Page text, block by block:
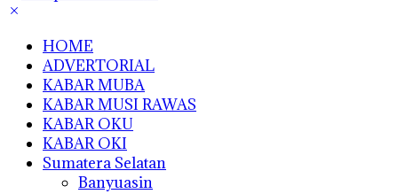
HOME
ADVERTORIAL
KABAR MUBA
KABAR MUSI RAWAS
KABAR OKU
KABAR OKI
Sumatera Selatan
Banyuasin